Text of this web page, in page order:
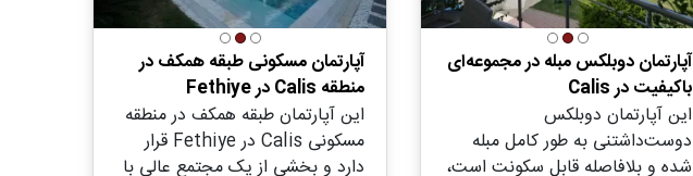
آپارتمان دوبلکس مبله در مجموعه‌ای
باکیفیت در Calis
این آپارتمان دوبلکس
دوست‌داشتنی به طور کامل مبله
شده و بلافاصله قابل سکونت است،
آپارتمان مسکونی طبقه همکف در
منطقه Calis در Fethiye
این آپارتمان طبقه همکف در منطقه
مسکونی Calis در Fethiye قرار
دارد و بخشی از یک مجتمع عالی با